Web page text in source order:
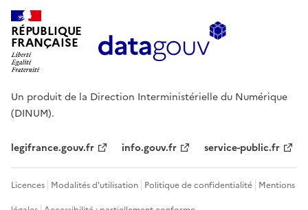
RÉPUBLIQUE
FRANÇAISE
Un produit de la Direction Interministérielle du Numérique
(DINUM).
legifrance.gouv.fr info.gouv.fr service-public.fr
Licences Modalités d'utilisation Politique de confidentialité Mentions